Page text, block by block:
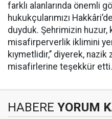
farklı alanlarında önemli
hukukçularımızı
duyduk. Şehrimizin huzur,
misafirperverlik iklimini
kıymetlidir,’’ diyerek,
misafirlerine teşekkür etti.
HABERE YORUM